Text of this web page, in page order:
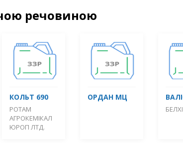
речовиною
КОЛЬТ 690
РОТАМ
АГРОКЕМІКАЛ
ЮРОП ЛТД.
ОРДАН МЦ